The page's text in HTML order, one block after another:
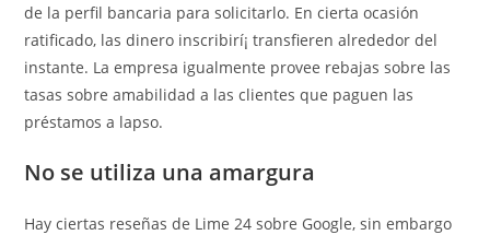
de la perfil bancaria para solicitarlo. En cierta ocasión
ratificado, las dinero inscribirí¡ transfieren alrededor del
instante. La empresa igualmente provee rebajas sobre las
tasas sobre amabilidad a las clientes que paguen las
préstamos a lapso.
No se utiliza una amargura
Hay ciertas reseñas de Lime 24 sobre Google, sin embargo